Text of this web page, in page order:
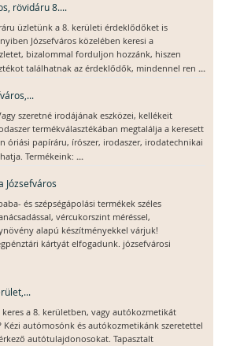
rövidáru 8....
üzletünk a 8. kerületi érdeklődőket is
Józsefváros közelében keresi a
bizalommal forduljon hozzánk, hiszen
találhatnak az érdeklődők, mindennel ren ...
szeretné irodájának eszközei, kellékeit
termékválasztékában megtalálja a keresett
óriási papíráru, írószer, irodaszer, irodatechnikai
Termékeink: ...
Józsefváros
és szépségápolási termékek széles
vércukorszint méréssel,
alapú készítményekkel várjuk!
kártyát elfogadunk. józsefvárosi
a 8. kerületben, vagy autókozmetikát
Kézi autómosónk és autókozmetikánk szeretettel
autótulajdonosokat. Tapasztalt